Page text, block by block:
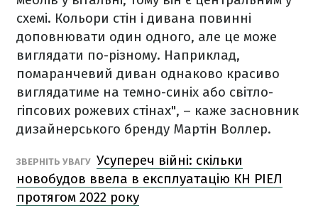
схемі. Кольори стін і дивана повинні
доповнювати один одного, але це може
виглядати по-різному. Наприклад,
помаранчевий диван однаково красиво
виглядатиме на темно-синіх або світло-
гіпсових рожевих стінах", – каже засновник
дизайнерського бренду Мартін Воллер.
ЗВЕРНІТЬ УВАГУ Усупереч війні: скільки
новобудов ввела в експлуатацію КН РІЕЛ
протягом 2022 року